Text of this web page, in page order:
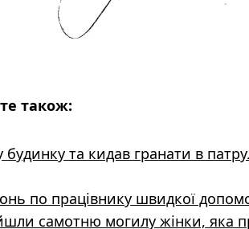
також:
та кидав гранати в
по працівнику швидкої
самотню могилу жінки, яка